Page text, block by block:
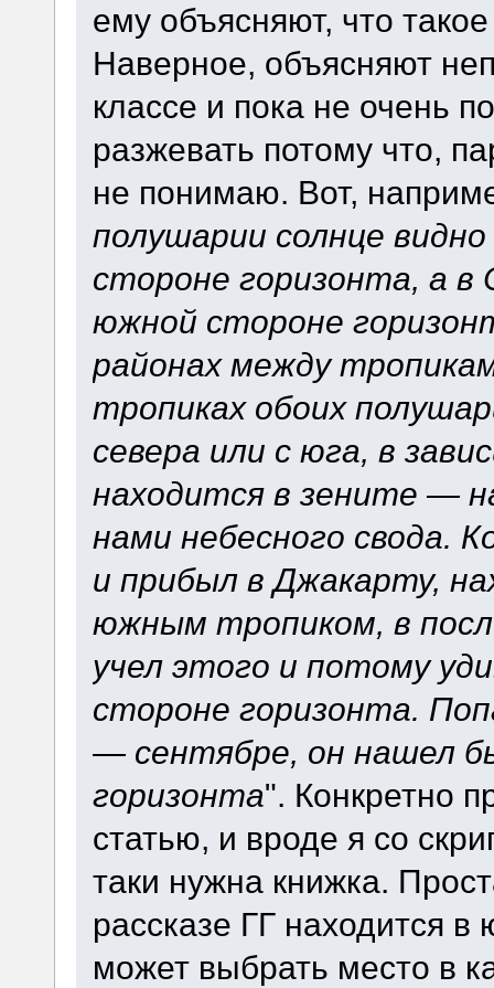
ему объясняют, что
Наверное, объясняют
классе и пока не очень
разжевать потому что,
не понимаю. Вот,
полушарии солнце
стороне горизонта, а
южной стороне
районах между
тропиках обоих
севера или с юга, в
находится в зените —
нами небесного свода.
и прибыл в Джакарту,
южным тропиком, в
учел этого и потому
стороне горизонта.
— сентябре, он нашел
горизонта". Конкретно
статью, и вроде я со
таки нужна книжка.
рассказе ГГ находится
может выбрать место в